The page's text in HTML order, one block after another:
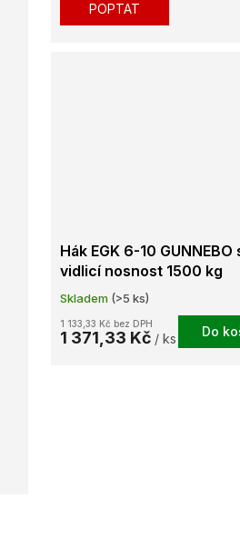
POPTAT
Hák EGK 6-10 GUNNEBO
vidlicí nosnost 1500 kg
Skladem (>5 ks)
1 133,33 Kč bez DPH
1 371,33 Kč / ks Do